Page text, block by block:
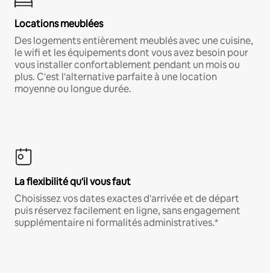
Locations meublées
Des logements entièrement meublés avec une cuisine,
le wifi et les équipements dont vous avez besoin pour
vous installer confortablement pendant un mois ou
plus. C'est l'alternative parfaite à une location
moyenne ou longue durée.
La flexibilité qu'il vous faut
Choisissez vos dates exactes d'arrivée et de départ
puis réservez facilement en ligne, sans engagement
supplémentaire ni formalités administratives.*